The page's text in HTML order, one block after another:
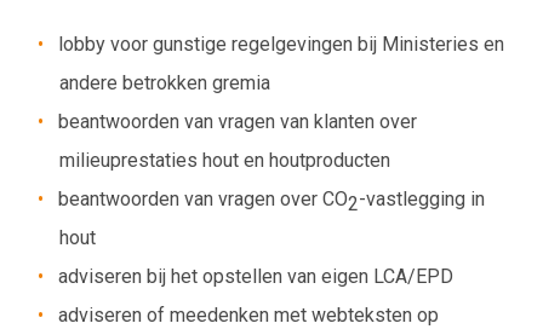
lobby voor gunstige regelgevingen bij Ministeries en
andere betrokken gremia
beantwoorden van vragen van klanten over
milieuprestaties hout en houtproducten
beantwoorden van vragen over CO2-vastlegging in
hout
adviseren bij het opstellen van eigen LCA/EPD
adviseren of meedenken met webteksten op